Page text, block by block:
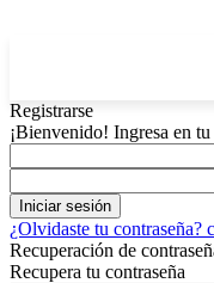
Registrarse
¡Bienvenido! Ingresa en tu
¿Olvidaste tu contraseña?
Recuperación de
Recupera tu contraseña